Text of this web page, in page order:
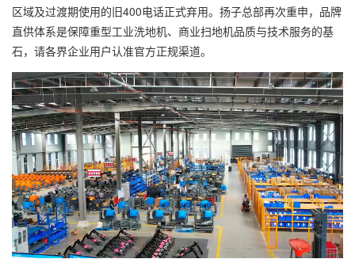
区域及过渡期使用的旧400电话正式弃用。扬子总部再次重申，品牌
直供体系是保障重型工业洗地机、商业扫地机品质与技术服务的基
石，请各界企业用户认准官方正规渠道。